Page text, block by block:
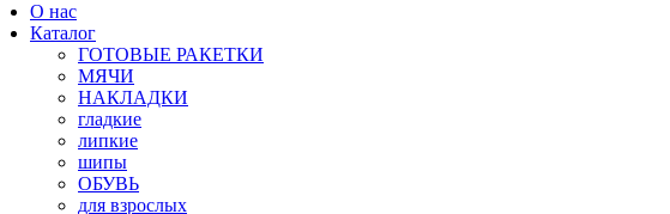
О нас
Каталог
ГОТОВЫЕ РАКЕТКИ
МЯЧИ
НАКЛАДКИ
гладкие
липкие
шипы
ОБУВЬ
для взрослых